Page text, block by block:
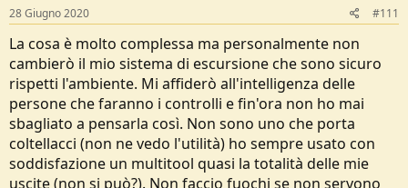
28 Giugno 2020 #111
La cosa è molto complessa ma personalmente non
cambierò il mio sistema di escursione che sono sicuro
rispetti l'ambiente. Mi affiderò all'intelligenza delle
persone che faranno i controlli e fin'ora non ho mai
sbagliato a pensarla così. Non sono uno che porta
coltellacci (non ne vedo l'utilità) ho sempre usato con
soddisfazione un multitool quasi la totalità delle mie
uscite (non si può?). Non faccio fuochi se non servono